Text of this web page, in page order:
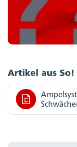
Artikel aus So!